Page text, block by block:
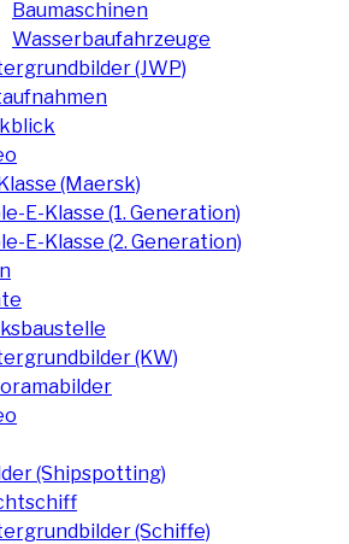
Baumaschinen
Wasserbaufahrzeuge
(JWP)
(Maersk)
E-Klasse (1. Generation)
E-Klasse (2. Generation)
(KW)
(Shipspotting)
(Schiffe)